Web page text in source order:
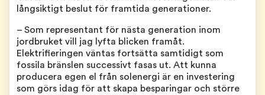
långsiktigt beslut för framtida generationer.
– Som representant för nästa generation inom
jordbruket vill jag lyfta blicken framåt.
Elektrifieringen väntas fortsätta samtidigt som
fossila bränslen successivt fasas ut. Att kunna
producera egen el från solenergi är en investering
som görs idag för att skapa besparingar och större